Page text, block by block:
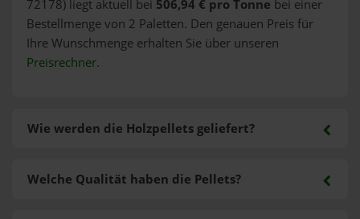
72178) liegt aktuell bei 506,94 € pro Tonne bei einer
Bestellmenge von 2 Paletten. Den genauen Preis für
Ihre Wunschmenge erhalten Sie über unseren
Preisrechner.
Wie werden die Holzpellets geliefert?
Welche Qualität haben die Pellets?